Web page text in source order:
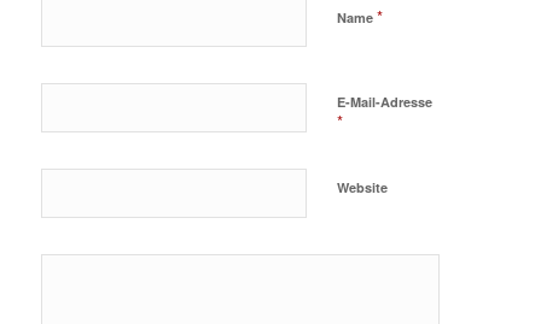
Name *
E-Mail-Adresse
*
Website